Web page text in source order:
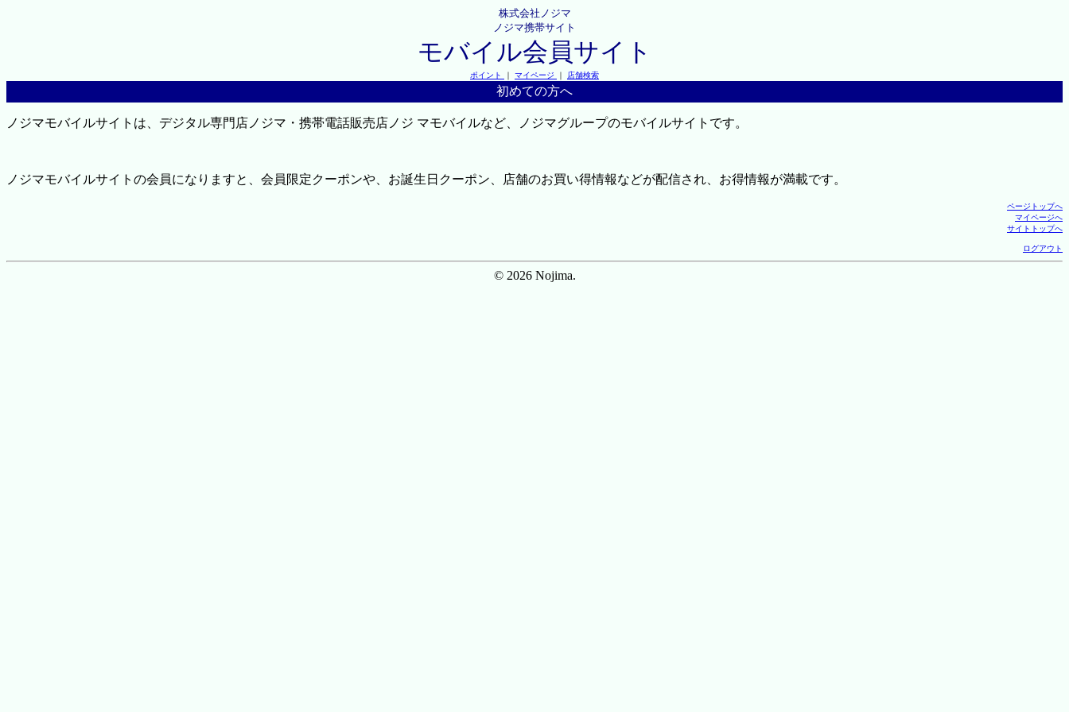
株式会社ノジマ
ノジマ携帯サイト
モバイル会員サイト
ポイント ｜ マイページ ｜ 店舗検索
初めての方へ
ノジマモバイルサイトは、デジタル専門店ノジマ・携帯電話販売店ノジ マモバイルなど、ノジマグループのモバイルサイトです。
ノジマモバイルサイトの会員になりますと、会員限定クーポンや、お誕生日クーポン、店舗のお買い得情報などが配信され、お得情報が満載です。
ページトップへ
マイページへ
サイトトップへ
ログアウト
© 2026 Nojima.